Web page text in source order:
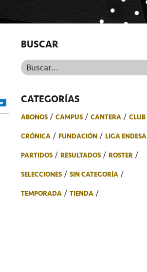
BUSCAR
Buscar...
CATEGORÍAS
ABONOS CAMPUS CANTERA
CLUB
CRÓNICA
FUNDACIÓN
LIGA ENDESA
PARTIDOS
RESULTADOS
ROSTER
SELECCIONES
SIN CATEGORÍA
TEMPORADA
TIENDA